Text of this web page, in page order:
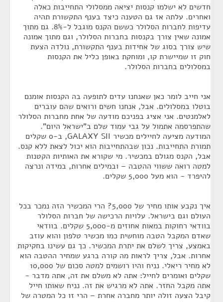
חדשים לא ישלמו קנסות יציאה ממסלולי התחייבות כאלה
ואחרים. עלתה אז גם הטענה כיצד בענף התקשורת תהיה
עדיפות לחברות הסלולר כששם הקנס מוגבל ל-8%. גם מתוך
אמונה שאין צורך בקנסות בחברות הסלולר, וגם מתוך אמונה
שיש צורך בסוג של אחידות בענף התקשורת, נולדה הצעת
חוק זו שמיישרת קו, ומוחקת באופן כליל את הקנסות
במסלולים בחברות הסלולר.
אני חייב לומר כאן שאנחנו עדים לתופעה בה הקנסות אומנם
בוטלו במסלולים. אבל, אנחנו חשים ורואים שהם עוברים
לאלמנטים. אני אציג בפניכם מודעה של אחת מחברות הסלולר
שהתפרסמה אתמול על גבי עמוד שלם ב"ישראל היום".
המודעה מציעה לחיילים מכשיר GALAXY SII, ב-0 שקלים
תמורת התחייבות. נכון שבהתחייבות הוא יכול לצאת ללא קנס.
אבל, הקנס מגולם במכשיר. מי שקורא את האותיות הקטנות
למטה רואה ששווי ההטבה – ובמילים אחרות, במידה ונרצה
להיפרד - הוא מעל 5,000 שקלים.
איך נקבע אותו מחיר של 5,000? הרי המכשיר הזה נמכר בכל
העולם וגם בישראל. עלויות הרכישה של חברות הסלולר
בוודאי רחוקות במאות אחוזים מ-5,000 שקלים. בוודאי
שאדם המקבל הטבה מוחשית כמו מכשיר טלפון והוא עוזב
באמצע, צריך לשלם את יתרת המכשיר. כך גם עשינו בחקיקות
אחרות. אבל, צריך לראות מה קורה ברגע שמחיר ההטבה הוא
לא מחיר ריאלי. נניח והיו רושמים למטה סכום של 10,000
שקלים ואומרים לחייל: אתה לא משלם את זה, אתה מדבר -
אתה מקבל החזר. אתה לא מרגיש את זה. נניח שאותו חייל
קיבל הצעה זולה יותר מחברה אחרת – הרי זו כל המטרה של